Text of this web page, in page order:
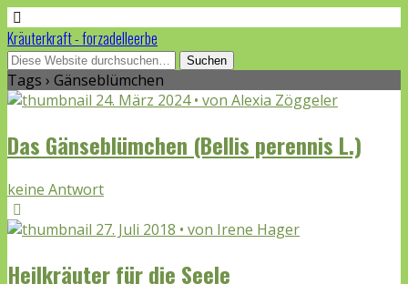
Kräuterkraft - forzadelleerbe
Tags › Gänseblümchen
24. März 2024 • von Alexia Zöggeler
Das Gänseblümchen (Bellis perennis L.)
keine Antwort
27. Juli 2018 • von Irene Hager
Heilkräuter für die Seele